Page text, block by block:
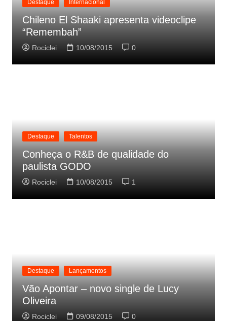
Destaque Internacional
Chileno El Shaaki apresenta videoclipe
“Remembah”
Rociclei 10/08/2015 0
Destaque Talentos
Conheça o R&B de qualidade do
paulista GODO
Rociclei 10/08/2015 1
Destaque Lançamentos
Vão Apontar – novo single de Lucy
Oliveira
Rociclei 09/08/2015 0